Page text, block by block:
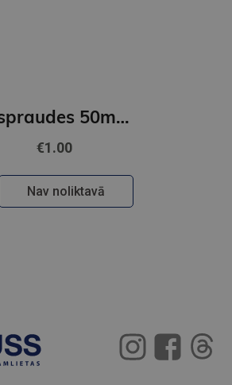
Saspraudes 50mm FOROFIS apaļveida, nicķeļētas 100gab./kartona kārb.
€1.00
Nav noliktavā